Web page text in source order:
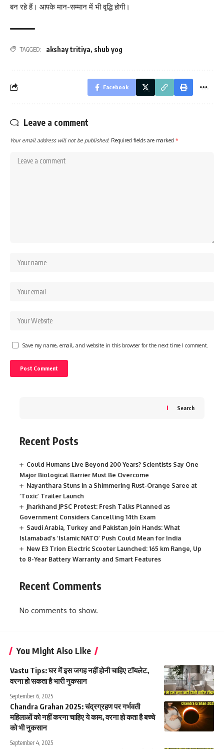
बन रहे हैं। आपके मान-सम्मान में भी वृद्धि होगी।
TAGGED: akshay tritiya, shub yog
Facebook
Leave a comment
Your email address will not be published. Required fields are marked *
Save my name, email, and website in this browser for the next time I comment.
Search
Recent Posts
Could Humans Live Beyond 200 Years? Scientists Say One
Major Biological Barrier Must Be Overcome
Nayanthara Stuns in a Shimmering Rust-Orange Saree at
‘Toxic’ Trailer Launch
Jharkhand JPSC Protest: Fresh Talks Planned as
Government Considers Cancelling 14th Exam
Saudi Arabia, Turkey and Pakistan Join Hands: What
Islamabad’s ‘Islamic NATO’ Push Could Mean for India
New E3 Trion Electric Scooter Launched: 165 km Range, Up
to 8-Year Battery Warranty and Smart Features
Recent Comments
No comments to show.
You Might Also Like
Vastu Tips: घर में इस जगह नहीं होनी चाहिए टॉयलेट,
वरना हो सकता है भारी नुकसान
September 6, 2025
Chandra Grahan 2025: चंद्रग्रहण पर गर्भवती
महिलाओं को नहीं करना चाहिए ये काम, वरना हो कता है बच्चे
को भी नुकसान
September 4, 2025